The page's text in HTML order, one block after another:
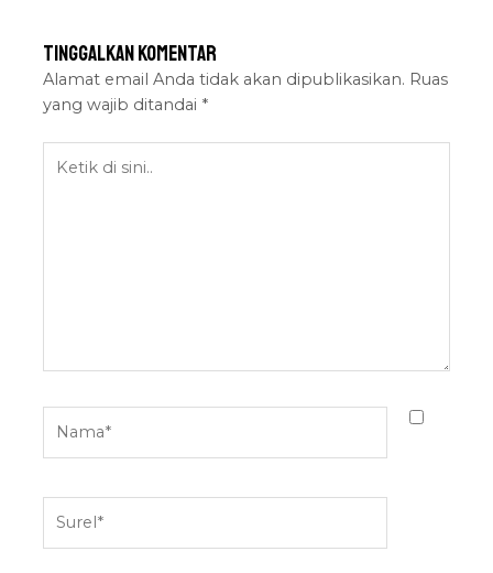
Tinggalkan Komentar
Alamat email Anda tidak akan dipublikasikan. Ruas
yang wajib ditandai *